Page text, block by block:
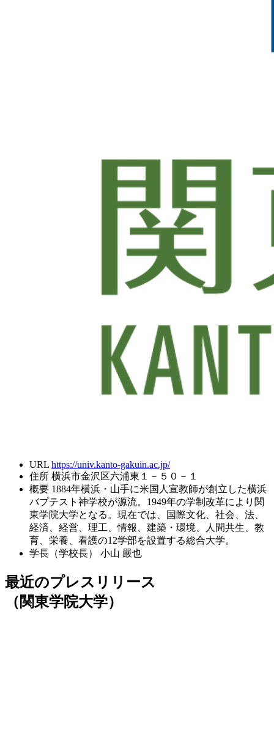
URL https://univ.kanto-gakuin.ac.jp/
住所 横浜市金沢区六浦東１－５０－１
概要 1884年横浜・山手に米国人宣教師が創立した横浜
バプテスト神学校が源流。1949年の学制改革により関
東学院大学となる。現在では、国際文化、社会、法、
経済、経営、理工、情報、建築・環境、人間共生、教
育、栄養、看護の12学部を設置する総合大学。
学長（学校長）
小山 嚴也
最近のプレスリリース
（関東学院大学）